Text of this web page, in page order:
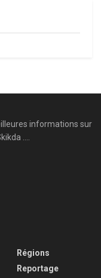
informations sur
....
Régions
Reportage